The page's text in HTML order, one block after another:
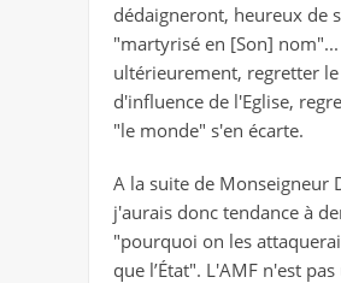
dédaigneront, heureux de
"martyrisé en [Son]
ultérieurement, regretter
d'influence de l'Eglise,
"le monde" s'en écarte.
A la suite de Monseigneur
j'aurais donc tendance à
"pourquoi on les
que l’État". L'AMF n'est